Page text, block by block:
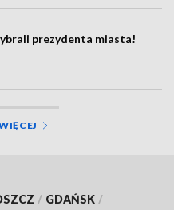
prezydenta miasta!
/ GDAŃSK /